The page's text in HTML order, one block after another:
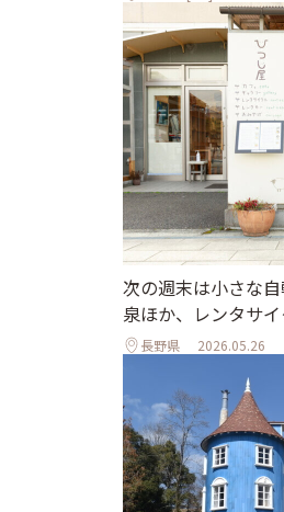
次の週末は小さな
泉ほか、レンタサ
長野県 2026.05.26